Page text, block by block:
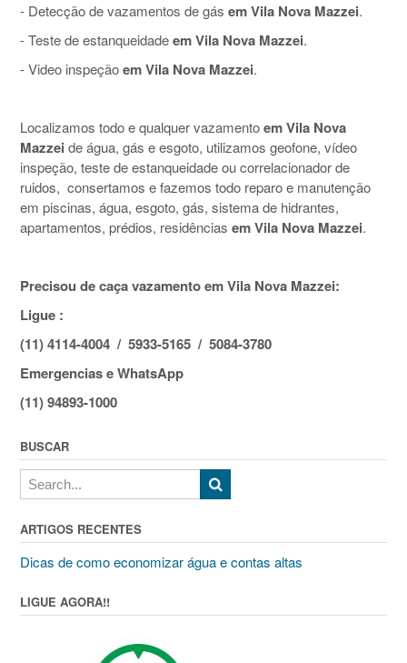
- Detecção de vazamentos de gás em Vila Nova Mazzei.
- Teste de estanqueidadeem Vila Nova Mazzei.
- Video inspeçãoem Vila Nova Mazzei.
Localizamos todo e qualquer vazamentoem Vila Nova
Mazzei de água, gás e esgoto, utilizamos geofone, vídeo
inspeção, teste de estanqueidade ou correlacionador de
ruidos, consertamos e fazemos todo reparo e manutenção
em piscinas, água, esgoto, gás, sistema de hidrantes,
apartamentos, prédios, residências em Vila Nova Mazzei.
Precisou de caça vazamento em Vila Nova Mazzei:
Ligue :
(11) 4114-4004 / 5933-5165 / 5084-3780
Emergencias e WhatsApp
(11) 94893-1000
BUSCAR
ARTIGOS RECENTES
Dicas de como economizar água e contas altas
LIGUE AGORA!!